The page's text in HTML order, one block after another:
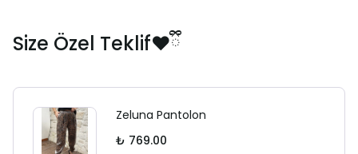
Size Özel Teklif❤️ྀི
Zeluna Pantolon
₺ 769.00